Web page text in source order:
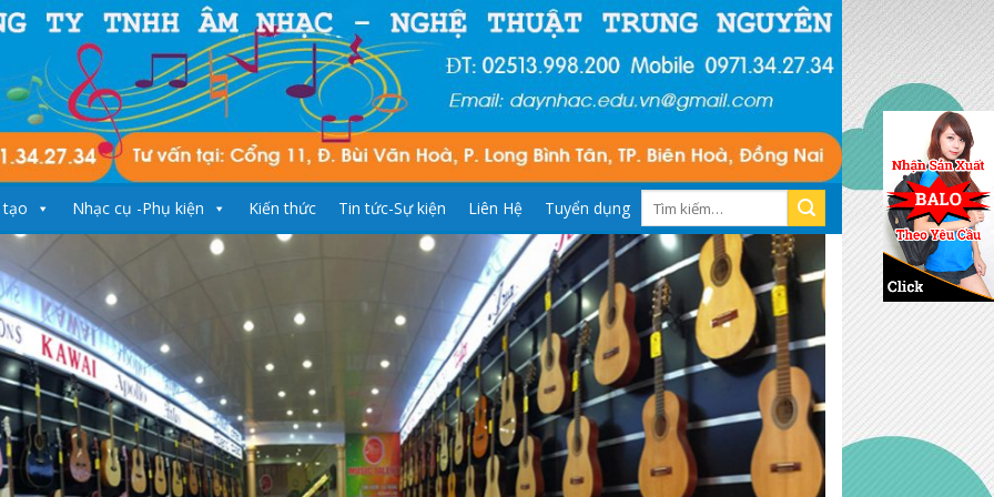
Nhạc cụ -Phụ kiện Kiến thức Tin tức-Sự kiện Liên Hệ Tuyển dụng
Tìm
kiếm: